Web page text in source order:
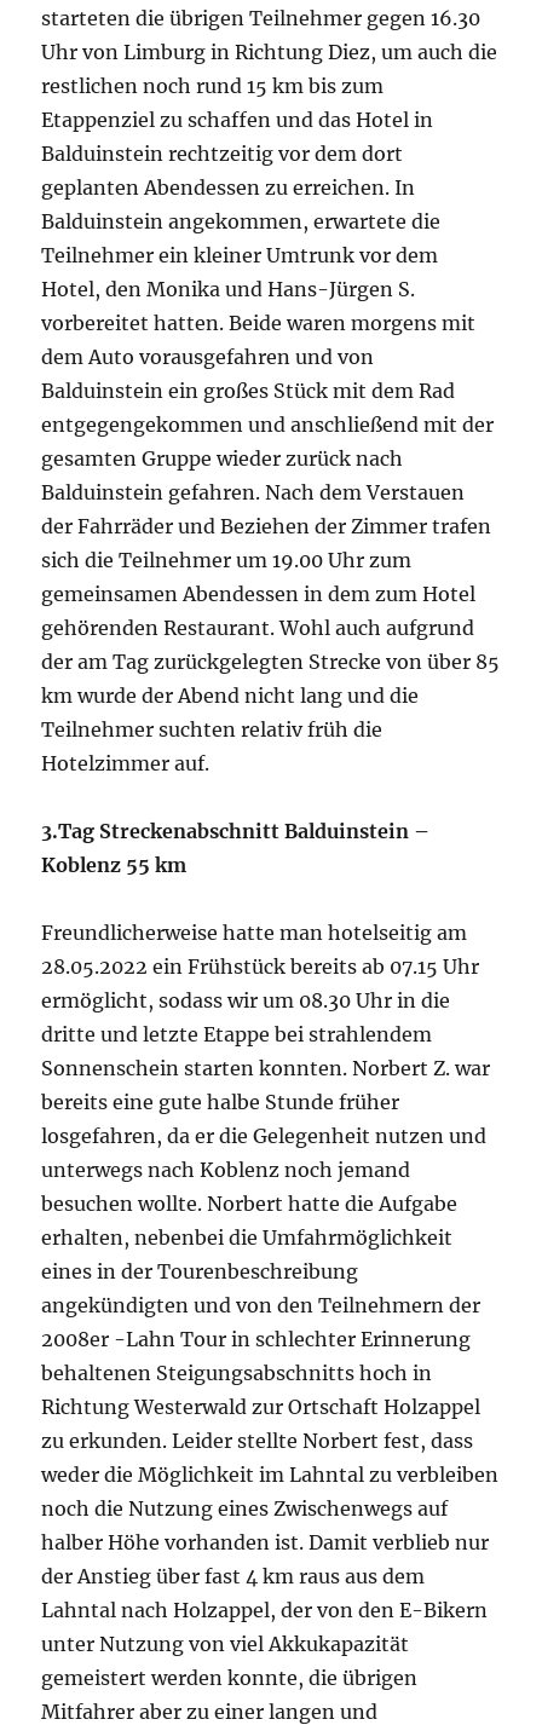
starteten die übrigen Teilnehmer gegen 16.30
Uhr von Limburg in Richtung Diez, um auch die
restlichen noch rund 15 km bis zum
Etappenziel zu schaffen und das Hotel in
Balduinstein rechtzeitig vor dem dort
geplanten Abendessen zu erreichen. In
Balduinstein angekommen, erwartete die
Teilnehmer ein kleiner Umtrunk vor dem
Hotel, den Monika und Hans-Jürgen S.
vorbereitet hatten. Beide waren morgens mit
dem Auto vorausgefahren und von
Balduinstein ein großes Stück mit dem Rad
entgegengekommen und anschließend mit der
gesamten Gruppe wieder zurück nach
Balduinstein gefahren. Nach dem Verstauen
der Fahrräder und Beziehen der Zimmer trafen
sich die Teilnehmer um 19.00 Uhr zum
gemeinsamen Abendessen in dem zum Hotel
gehörenden Restaurant. Wohl auch aufgrund
der am Tag zurückgelegten Strecke von über 85
km wurde der Abend nicht lang und die
Teilnehmer suchten relativ früh die
Hotelzimmer auf.
3.Tag Streckenabschnitt Balduinstein –
Koblenz 55 km
Freundlicherweise hatte man hotelseitig am
28.05.2022 ein Frühstück bereits ab 07.15 Uhr
ermöglicht, sodass wir um 08.30 Uhr in die
dritte und letzte Etappe bei strahlendem
Sonnenschein starten konnten. Norbert Z. war
bereits eine gute halbe Stunde früher
losgefahren, da er die Gelegenheit nutzen und
unterwegs nach Koblenz noch jemand
besuchen wollte. Norbert hatte die Aufgabe
erhalten, nebenbei die Umfahrmöglichkeit
eines in der Tourenbeschreibung
angekündigten und von den Teilnehmern der
2008er -Lahn Tour in schlechter Erinnerung
behaltenen Steigungsabschnitts hoch in
Richtung Westerwald zur Ortschaft Holzappel
zu erkunden. Leider stellte Norbert fest, dass
weder die Möglichkeit im Lahntal zu verbleiben
noch die Nutzung eines Zwischenwegs auf
halber Höhe vorhanden ist. Damit verblieb nur
der Anstieg über fast 4 km raus aus dem
Lahntal nach Holzappel, der von den E-Bikern
unter Nutzung von viel Akkukapazität
gemeistert werden konnte, die übrigen
Mitfahrer aber zu einer langen und